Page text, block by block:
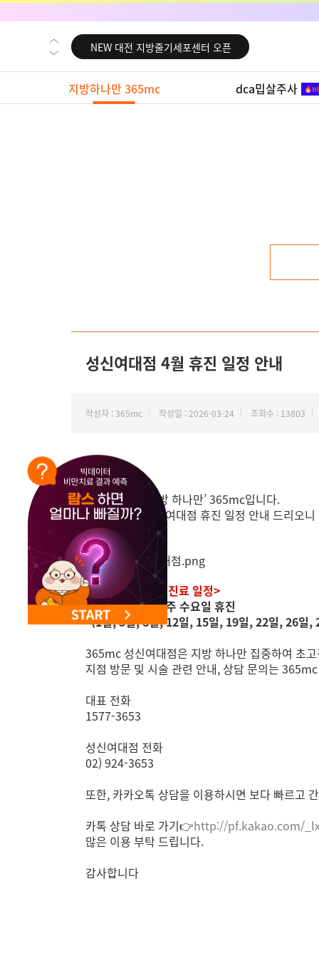
NEW 교대 지방줄기세포센터 오픈
NEW 대전 지방줄기세포센터 오픈
NEW 노원 지방줄기세포센터 오픈
NEW 미국 LA점 오픈
지방하나만 365mc dca밉살주사
성신여대점 4월 휴진 일정 안내
작성자 : 365mc 작성일 : 2026-03-24 조회수 : 13803
안녕하세요, ‘지방 하나만’ 365mc입니다.
4월 365mc 성신여대점 휴진 일정 안내 드리오
<성신여대점 4월 진료 일정>
- 매주 일요일, 매주 수요일 휴진
(1일, 5일, 8일, 12일, 15일, 19일, 22일, 26일,
365mc 성신여대점은 지방 하나만 집중하여 초
지점 방문 및 시술 관련 안내, 상담 문의는
대표 전화
1577-3653
성신여대점 전화
02) 924-3653
또한, 카카오톡 상담을 이용하시면 보다 빠르고
카톡 상담 바로 가기👉http://pf.kakao.com/
많은 이용 부탁 드립니다.
감사합니다